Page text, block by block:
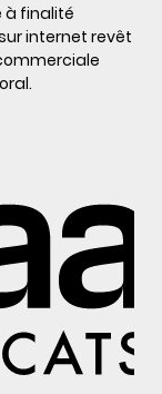
à finalité
internet revêt